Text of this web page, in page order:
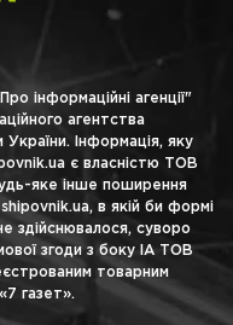
інформаційні агенції"
агентства
Інформація, яку
є власністю ТОВ
яке інше поширення
в якій би формі
здійснювалося, суворо
згоди з боку ІА ТОВ
товарним
газет».